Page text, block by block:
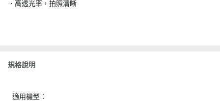
．高透光率，拍照清晰
規格說明
適用機型：